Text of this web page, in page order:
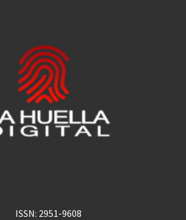
ISSN: 2951-9608